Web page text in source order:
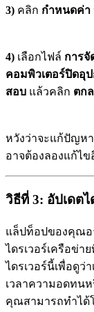
3) คลิก กำหนดค่า
4) เลือกไฟล์ การจั
คอมพิวเตอร์ปิดอุ
สอบ แล้วคลิก ตก
หวังว่าจะแก้ปัญห
อาจต้องลองแก้ไ
วิธีที่ 3: อัปเดต
แล็ปท็อปของคุณอ
ไดรเวอร์เครือข่
ไดรเวอร์นี้เพื่อดู
เวลาความอดทนห
คุณสามารถทำได้